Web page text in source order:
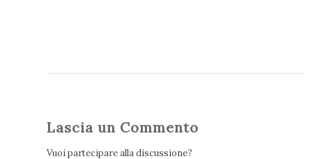
Lascia un Commento
Vuoi partecipare alla discussione?